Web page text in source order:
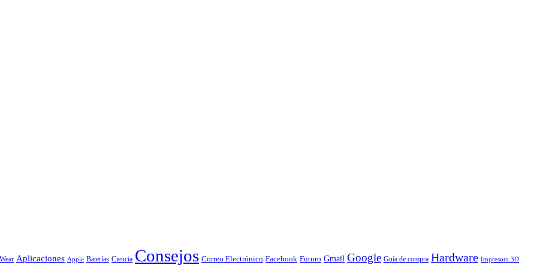
Aplicaciones Apple Baterías Ciencia Consejos Correo Electrónico Facebook Futuro Gmail Google Guía de compra Hardware Impresora 3D